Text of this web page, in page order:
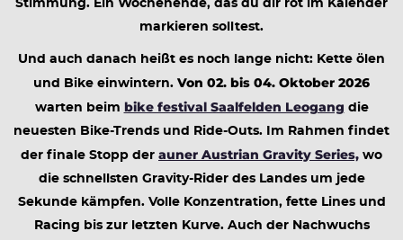
Stimmung. Ein Wochenende, das du dir rot im Kalender
markieren solltest.
Und auch danach heißt es noch lange nicht: Kette ölen
und Bike einwintern. Von 02. bis 04. Oktober 2026
warten beim bike festival Saalfelden Leogang die
neuesten Bike-Trends und Ride-Outs. Im Rahmen findet
der finale Stopp der auner Austrian Gravity Series, wo
die schnellsten Gravity-Rider des Landes um jede
Sekunde kämpfen. Volle Konzentration, fette Lines und
Racing bis zur letzten Kurve. Auch der Nachwuchs